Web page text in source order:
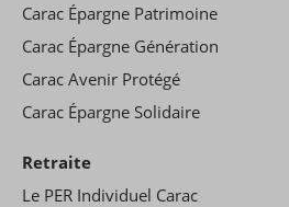
Carac Épargne Patrimoine
Carac Épargne Génération
Carac Avenir Protégé
Carac Épargne Solidaire
Retraite
Le PER Individuel Carac